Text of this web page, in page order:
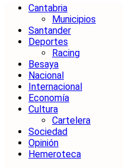
Cantabria
Municipios
Santander
Deportes
Racing
Besaya
Nacional
Internacional
Economía
Cultura
Cartelera
Sociedad
Opinión
Hemeroteca